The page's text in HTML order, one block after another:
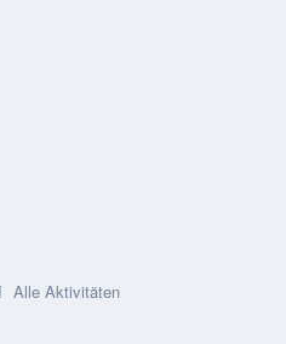
Alle Aktivitäten